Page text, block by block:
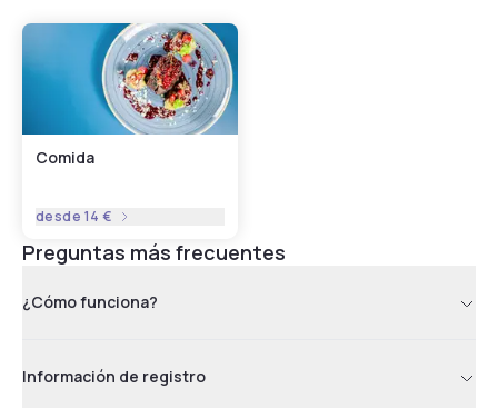
Comida
desde 14 €
Preguntas más frecuentes
¿Cómo funciona?
Información de registro